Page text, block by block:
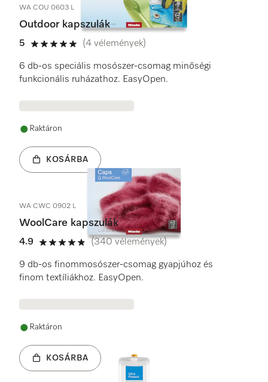
WA COU 0603 L
Outdoor kapszulák
5
5 / 5
(4 vélemények)
6 db-os speciális mosószer-csomag minőségi
funkcionális ruházathoz. EasyOpen.
Raktáron
KOSÁRBA
WA CWC 0902 L
WoolCare kapszulák
4.9
4.9 / 5
(340 vélemények)
9 db-os finommosószer-csomag gyapjúhoz és
finom textíliákhoz. EasyOpen.
Raktáron
KOSÁRBA